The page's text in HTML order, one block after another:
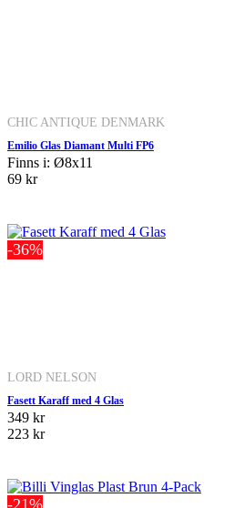
CHIC ANTIQUE DENMARK
Emilio Glas Diamant Multi FP6
Finns i: Ø8x11
69 kr
-36%
LORD NELSON
Fasett Karaff med 4 Glas
349 kr
223 kr